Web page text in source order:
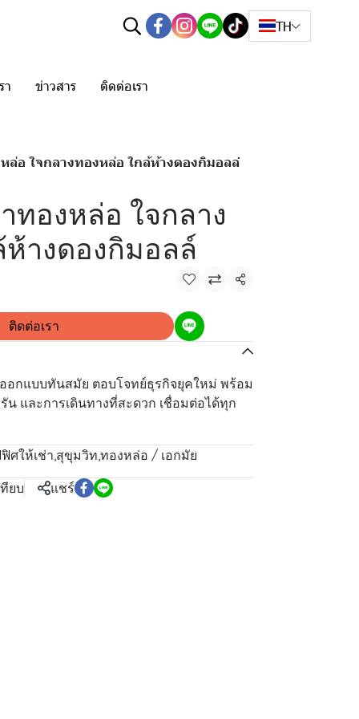
TH
า ข่าวสาร ติดต่อเรา
ล่อ ใจกลางทองหล่อ ใกล้ห้างดองกิมอลล์
ทองหล่อ ใจกลาง
างดองกิมอลล์
แชร์
ติดต่อเรา
อกแบบทันสมัย ตอบโจทย์ธุรกิจยุคใหม่ พร้อม
และการเดินทางที่สะดวก เชื่อมต่อได้ทุก
ศให้เช่า,สุขุมวิท,ทองหล่อ / เอกมัย
ยบ แชร์